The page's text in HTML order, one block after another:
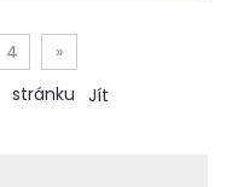
4
»
stránku Jít